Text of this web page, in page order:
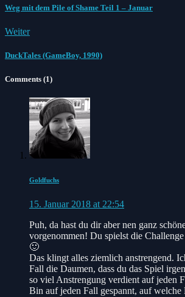
Weg mit dem Pile of Shame Teil 1 – Januar
Weiter
DuckTales (GameBoy, 1990)
Comments (1)
Goldfuchs
15. Januar 2018 at 22:54
Puh, da hast du dir aber nen ganz
vorgenommen! Du spielst die
🙂
Das klingt alles ziemlich anstrengend.
Fall die Daumen, dass du das Spiel
so viel Anstrengung verdient auf jeden
Bin auf jeden Fall gespannt, auf